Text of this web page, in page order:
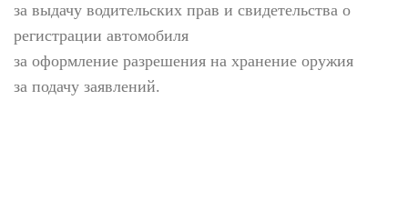
за выдачу водительских прав и свидетельства о
регистрации автомобиля
за оформление разрешения на хранение оружия
за подачу заявлений.